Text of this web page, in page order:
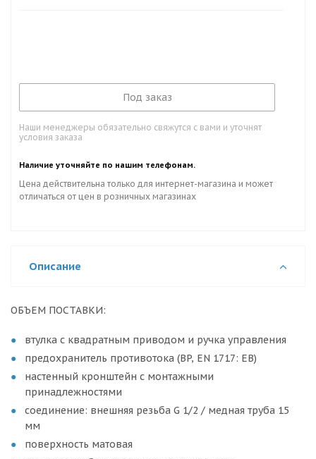
Под заказ
Наши менеджеры обязательно свяжутся с вами и уточнят
условия заказа
Наличие уточняйте по нашим телефонам.
Цена действительна только для интернет-магазина и может
отличаться от цен в розничных магазинах
Описание
ОБЪЕМ ПОСТАВКИ:
втулка с квадратным приводом и ручка управления
предохранитель противотока (BP, EN 1717: EB)
настенный кронштейн с монтажными
принадлежностями
соединение: внешняя резьба G 1/2 / медная труба 15
мм
поверхность матовая